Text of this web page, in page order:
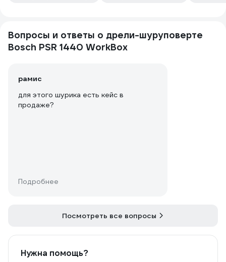
Вопросы и ответы о дрели-шуруповерте
Bosch PSR 1440 WorkBox
рамис
для этого шурика есть кейс в
продаже?
Подробнее
Посмотреть все вопросы
Нужна помощь?